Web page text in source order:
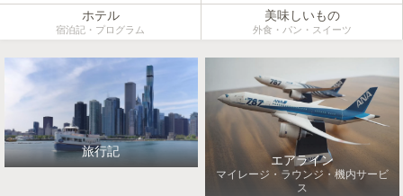
ホテル
宿泊記・プログラム
美味しいもの
外食・パン・スイーツ
旅行記
エアライン
マイレージ・ラウンジ・機内サービ
ス